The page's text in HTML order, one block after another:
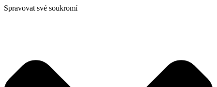
Spravovat své soukromí